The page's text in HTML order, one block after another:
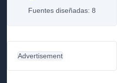
Fuentes diseñadas: 8
Advertisement